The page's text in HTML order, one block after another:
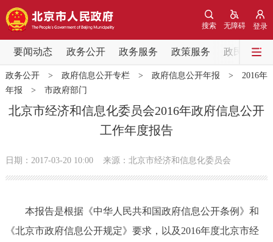
登录
无障碍
搜索
要闻动态 政务公开 政务服务 政策服务 政民互动
要闻动态
党中央精神 国务院信息 中央部委动态
北京要闻 会议信息 部门动态
市领导 机构职能 政策服务
政务公开> 政府信息公开专栏> 政府信息公开年报 > 2016年
年报 > 市政府部门
北京市经济和信息化委员会2016年政府信息公开
工作年度报告
日期：2017-03-20 10:00 来源：北京市经济和信息化委员会
本报告是根据《中华人民共和国政府信息公开条例》和
《北京市政府信息公开规定》要求，以及2016年度北京市经